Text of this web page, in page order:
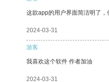
这款app的用户界面简洁明了，
2024-03-31
游客
我喜欢这个软件 作者加油
2024-03-31